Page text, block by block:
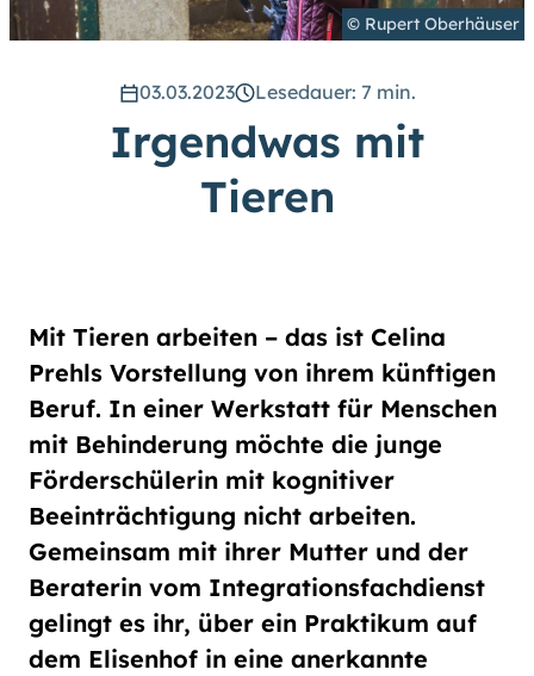
Suche schließen
(Klicken Sie dazu beiKontrastauf
hoch.) Für eine bessere Lesbarkeit
vergrößern. (Einfach bei
Schriftgröße das Feldgroß
anwählen.)
Übrigens: Unsere Videos sind mit
Untertiteln versehen.
Gebärdensprache (DGS)
Animationen
an
aus
Schriftgröße
normal
groß
© Rupert Oberhäuser
03.03.2023 Lesedauer: 7 min.
Irgendwas mit
Tieren
Mit Tieren arbeiten – das ist Celina
Prehls Vorstellung von ihrem künftigen
Beruf. In einer Werkstatt für Menschen
mit Behinderung möchte die junge
Förderschülerin mit kognitiver
Beeinträchtigung nicht arbeiten.
Gemeinsam mit ihrer Mutter und der
Beraterin vom Integrationsfachdienst
gelingt es ihr, über ein Praktikum auf
dem Elisenhof in eine anerkannte